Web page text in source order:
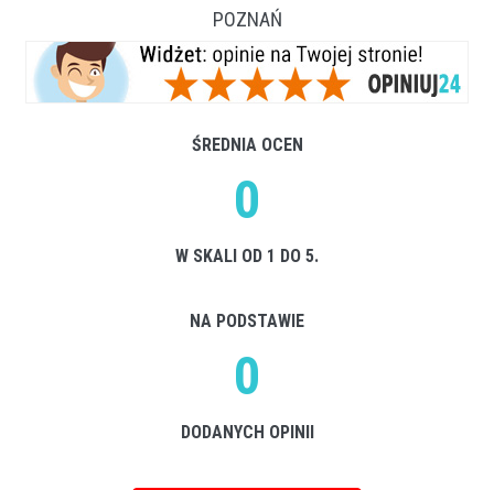
POZNAŃ
ŚREDNIA OCEN
0
W SKALI OD 1 DO 5.
NA PODSTAWIE
0
DODANYCH OPINII